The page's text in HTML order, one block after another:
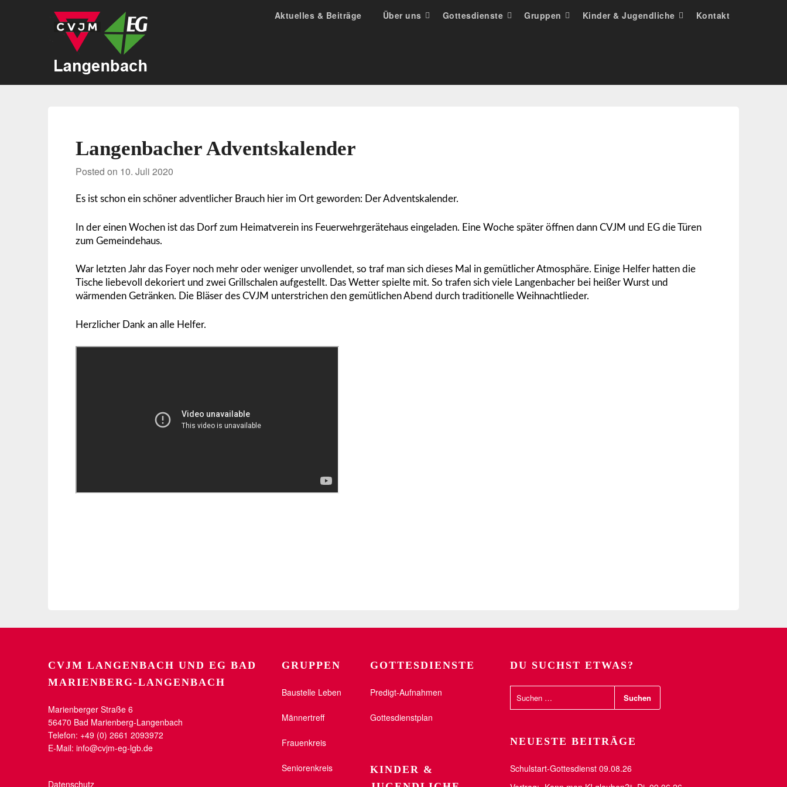
Aktuelles & Beiträge Über uns Gottesdienste Gruppen Kinder & Jugendliche Kontakt
Langenbacher Adventskalender
Posted on 10. Juli 2020
Es ist schon ein schöner adventlicher Brauch hier im Ort geworden: Der Adventskalender.
In der einen Wochen ist das Dorf zum Heimatverein ins Feuerwehrgerätehaus eingeladen. Eine Woche später öffnen dann CVJM und EG die Türen
zum Gemeindehaus.
War letzten Jahr das Foyer noch mehr oder weniger unvollendet, so traf man sich dieses Mal in gemütlicher Atmosphäre. Einige Helfer hatten die
Tische liebevoll dekoriert und zwei Grillschalen aufgestellt. Das Wetter spielte mit. So trafen sich viele Langenbacher bei heißer Wurst und
wärmenden Getränken. Die Bläser des CVJM unterstrichen den gemütlichen Abend durch traditionelle Weihnachtlieder.
Herzlicher Dank an alle Helfer.
CVJM LANGENBACH UND EG BAD
MARIENBERG-LANGENBACH
Marienberger Straße 6
56470 Bad Marienberg-Langenbach
Telefon: +49 (0) 2661 2093972
E-Mail: info@cvjm-eg-lgb.de
Datenschutz
GRUPPEN
Baustelle Leben
Männertreff
Frauenkreis
Seniorenkreis
GOTTESDIENSTE
Predigt-Aufnahmen
Gottesdienstplan
KINDER &
DU SUCHST ETWAS?
NEUESTE BEITRÄGE
Schulstart-Gottesdienst 09.08.26